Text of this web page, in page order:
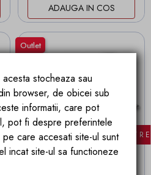
ADAUGA IN COS
Outlet
stocheaza sau
browser, de obicei sub
informatii, care pot
pot fi despre preferintele
care accesati site-ul sunt
incat site-ul sa functioneze
FILTRE